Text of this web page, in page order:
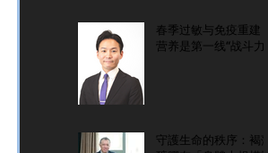
春季过敏与免疫重建：
营养是第一线“战斗力”
守護生命的秩序：褐藻